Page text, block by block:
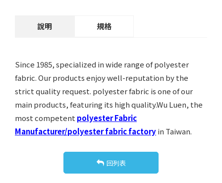
說明 規格
Since 1985, specialized in wide range of polyester
fabric. Our products enjoy well-reputation by the
strict quality request. polyester fabric is one of our
main products, featuring its high quality.Wu Luen, the
most competent polyester Fabric
Manufacturer/polyester fabric factoryin Taiwan.
回列表